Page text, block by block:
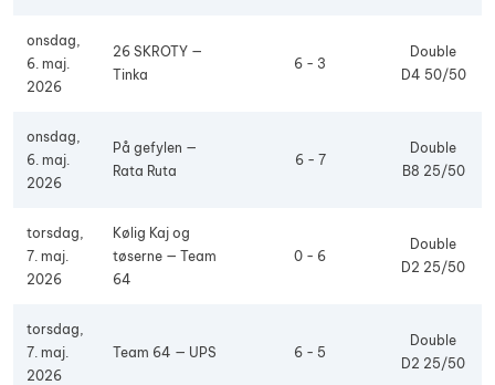
onsdag,
6. maj.
2026
26 SKROTY —
Tinka
6 - 3
Double
D4 50/50
onsdag,
6. maj.
2026
På gefylen —
Rata Ruta
6 - 7
Double
B8 25/50
torsdag,
7. maj.
2026
Kølig Kaj og
tøserne — Team
64
0 - 6
Double
D2 25/50
torsdag,
7. maj.
2026
Team 64 — UPS 6 - 5
Double
D2 25/50